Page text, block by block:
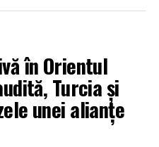
în Orientul
Turcia și
unei alianțe